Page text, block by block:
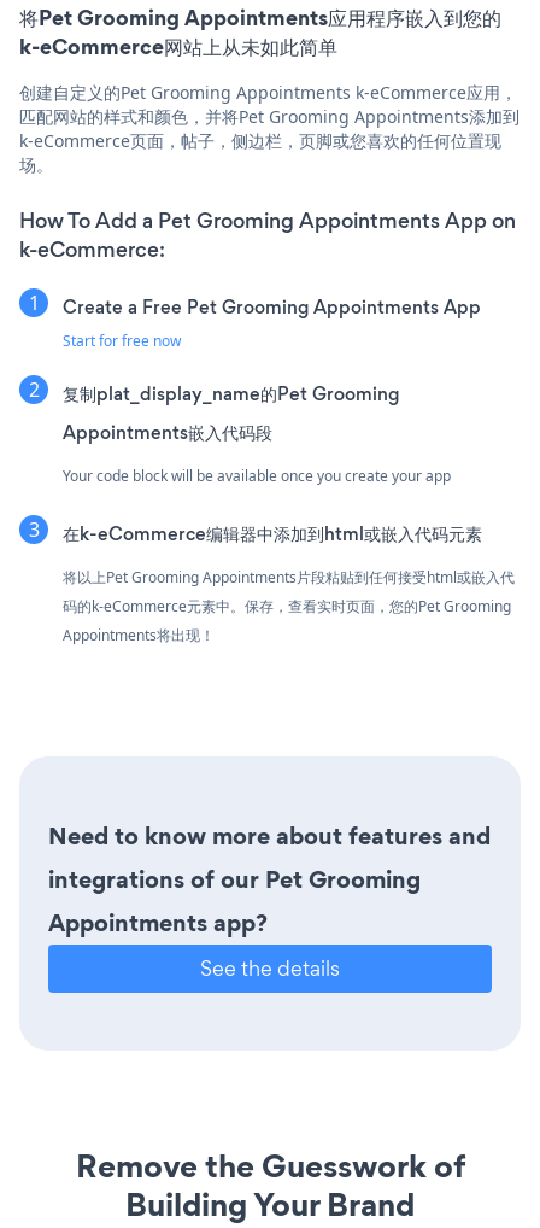
将Pet Grooming Appointments应用程序嵌入到您的
k-eCommerce网站上从未如此简单
创建自定义的Pet Grooming Appointments k-eCommerce应用，
匹配网站的样式和颜色，并将Pet Grooming Appointments添加到
k-eCommerce页面，帖子，侧边栏，页脚或您喜欢的任何位置现
场。
How To Add a Pet Grooming Appointments App on
k-eCommerce:
Create a Free Pet Grooming Appointments App
Start for free now
复制plat_display_name的Pet Grooming
Appointments嵌入代码段
Your code block will be available once you create your app
在k-eCommerce编辑器中添加到html或嵌入代码元素
将以上Pet Grooming Appointments片段粘贴到任何接受html或嵌入代
码的k-eCommerce元素中。保存，查看实时页面，您的Pet Grooming
Appointments将出现！
Need to know more about features and
integrations of our Pet Grooming
Appointments app?
See the details
Remove the Guesswork of
Building Your Brand